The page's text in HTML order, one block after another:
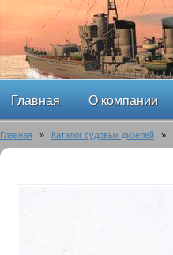
Главная О компании
Главная » Каталог судовых дизелей »